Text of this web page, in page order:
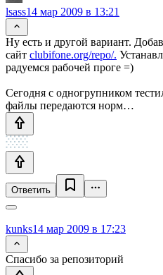
lsass14 мар 2009 в 13:21
Ну есть и другой вариант.
сайт clubifone.org/repo/.
радуемся рабочей проге =)
Сегодня с одногрупником
файлы передаются норм…
Ответить
kunks14 мар 2009 в 17:23
Спасибо за репозиторий